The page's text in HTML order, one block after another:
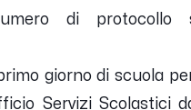
di protocollo
giorno di scuola
Servizi Scolastici